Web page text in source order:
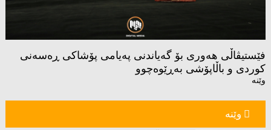
فێستیڤاڵی هەوری بۆ گەیاندنی پەیامی پۆشاكی ڕەسەنی
كوردی و باڵاپۆشی بەڕێوەچوو
وێنە